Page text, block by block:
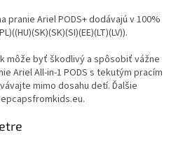
pranie Ariel PODS+ dodávajú v 100%
môže byť škodlivý a spôsobiť vážne
Ariel All-in-1 PODS s tekutým pracím
mimo dosahu detí. Ďalšie